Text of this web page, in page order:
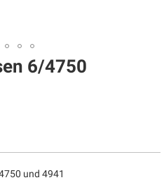
6/4750
und 4941